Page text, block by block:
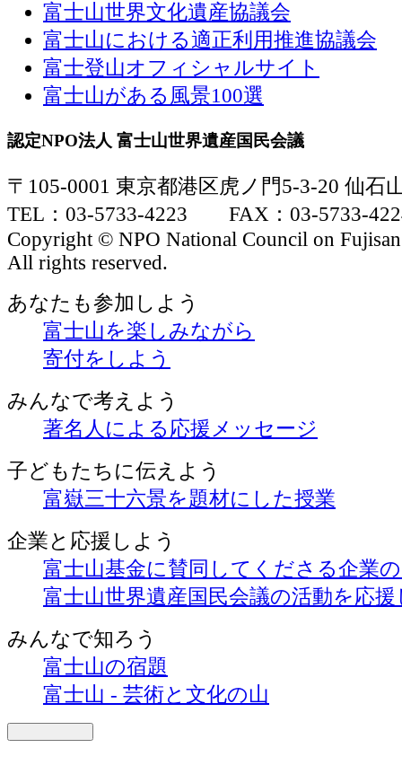
富士山世界文化遺産協議会
富士山における適正利用推進協議会
富士登山オフィシャルサイト
富士山がある風景100選
認定NPO法人 富士山世界遺産国民会議
〒105-0001 東京都港区虎ノ門5-3-20 仙石
TEL：03-5733-4223 FAX：03-5733-
Copyright © NPO National Council on
All rights reserved.
あなたも参加しよう
富士山を楽しみながら
寄付をしよう
みんなで考えよう
著名人による応援メッセージ
子どもたちに伝えよう
富嶽三十六景を題材にした授業
企業と応援しよう
富士山基金に賛同してくださる企業
富士山世界遺産国民会議の活動を応
みんなで知ろう
富士山の宿題
富士山 - 芸術と文化の山